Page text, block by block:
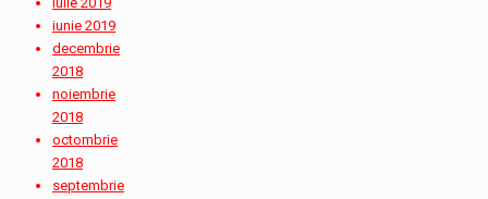
iunie 2019
decembrie
2018
noiembrie
2018
octombrie
2018
septembrie